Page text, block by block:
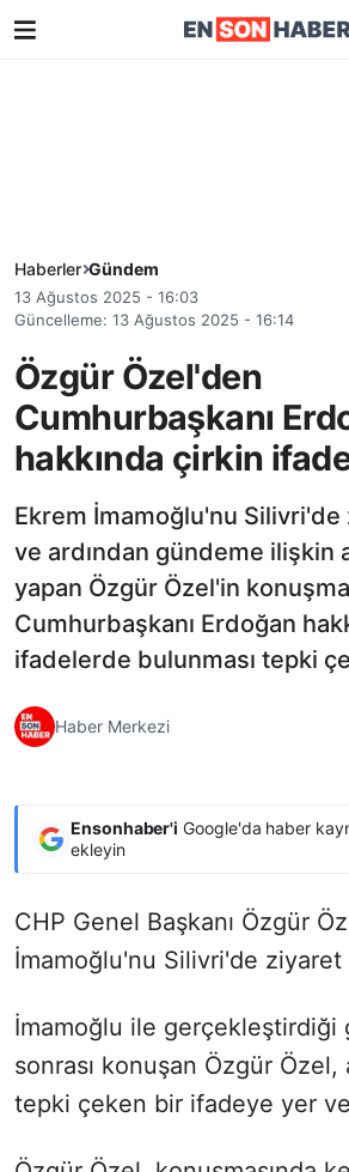
Haberler Gündem
13 Ağustos 2025 - 16:03
Güncelleme: 13 Ağustos 2025 - 16:14
Özgür Özel'den
Cumhurbaşkanı
hakkında çirkin
Ekrem İmamoğlu'nu
ve ardından gündeme ilişkin
yapan Özgür Özel'in
Cumhurbaşkanı Erdoğan
ifadelerde bulunması tepki
Haber Merkezi
Ensonhaber'i Google'da haber
ekleyin
CHP Genel Başkanı Özgür
İmamoğlu'nu Silivri'de ziyaret
İmamoğlu ile gerçekleştirdiği
sonrası konuşan Özgür Özel,
tepki çeken bir ifadeye yer